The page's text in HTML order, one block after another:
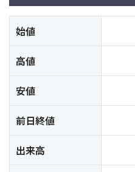
始値
高値
安値
前日終値
出来高